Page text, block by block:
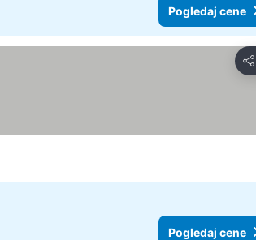
Pogledaj cene
Deli
Pogledaj cene